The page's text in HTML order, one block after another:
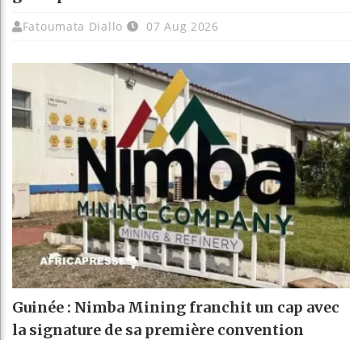
Fatoumata Diallo 07 Aug 2026
Guinée : Nimba Mining franchit un cap avec
la signature de sa première convention